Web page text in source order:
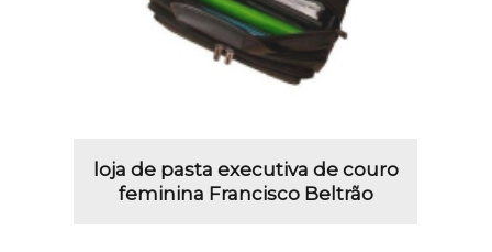
loja de pasta executiva de couro
feminina Francisco Beltrão